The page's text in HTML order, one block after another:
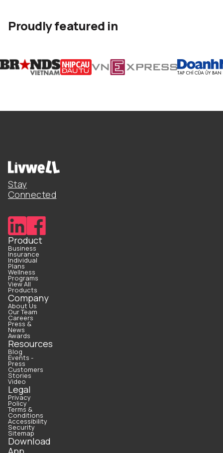
Proudly featured in
Stay
Connected
Product
Business
Insurance
Individual
Plans
Wellness
Programs
View All
Products
Company
About Us
Our Team
Careers
Press &
News
Awards
Resources
Blog
Events -
Press
Customers
Stories
Video
Legal
Privacy
Policy
Terms &
Conditions
Accessibility
Security
Sitemap
Download